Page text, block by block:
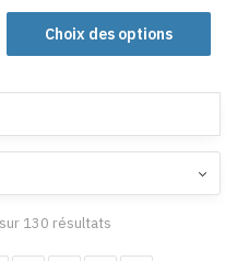
Choix des options
produit
a
Les
peuvent
être
130 résultats